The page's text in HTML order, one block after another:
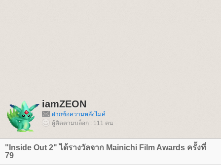
iamZEON
ฝากข้อความหลังไมค์
ผู้ติดตามบล็อก : 111 คน
"Inside Out 2" ได้รางวัลจาก Mainichi Film Awards ครั้งที่
79